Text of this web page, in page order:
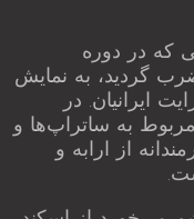
که در دوره
گردید، به نمایش
ایرانیان. در
به ساتراپ‌ها و
از ارابه و